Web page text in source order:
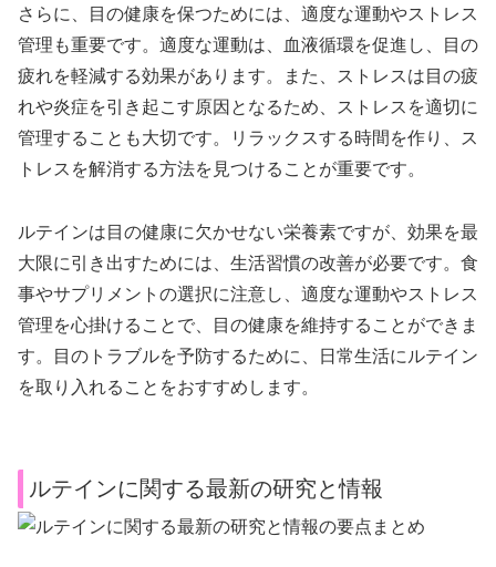
さらに、目の健康を保つためには、適度な運動やストレス
管理も重要です。適度な運動は、血液循環を促進し、目の
疲れを軽減する効果があります。また、ストレスは目の疲
れや炎症を引き起こす原因となるため、ストレスを適切に
管理することも大切です。リラックスする時間を作り、ス
トレスを解消する方法を見つけることが重要です。
ルテインは目の健康に欠かせない栄養素ですが、効果を最
大限に引き出すためには、生活習慣の改善が必要です。食
事やサプリメントの選択に注意し、適度な運動やストレス
管理を心掛けることで、目の健康を維持することができま
す。目のトラブルを予防するために、日常生活にルテイン
を取り入れることをおすすめします。
ルテインに関する最新の研究と情報